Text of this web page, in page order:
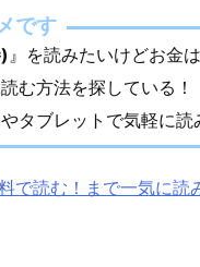
です
』を読みたいけどお金
読む方法を探している！
タブレットで気軽に読
で読む！まで一気に読